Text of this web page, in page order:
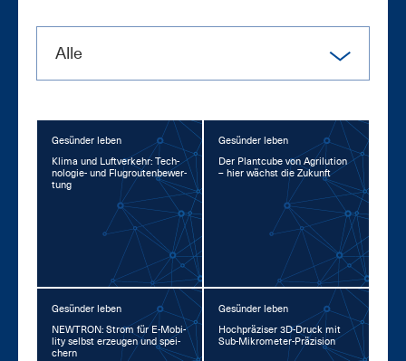
Alle
Gesünder leben
Kli­ma und Luft­ver­kehr: Tech­
no­lo­gie- und Flug­rou­ten­be­wer­
tung
Gesünder leben
Der Plant­cu­be von Agri­lu­ti­on
– hier wächst die Zu­kunft
Gesünder leben
NEW­TRON: Strom für E-Mo­bi­
li­ty selbst er­zeu­gen und spei­
chern
Gesünder leben
Hoch­prä­zi­ser 3D-Druck mit
Sub-Mi­kro­me­ter-Prä­zi­si­on